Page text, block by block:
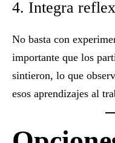
4. Integra
No basta con
importante que los
sintieron, lo que
esos aprendizajes al